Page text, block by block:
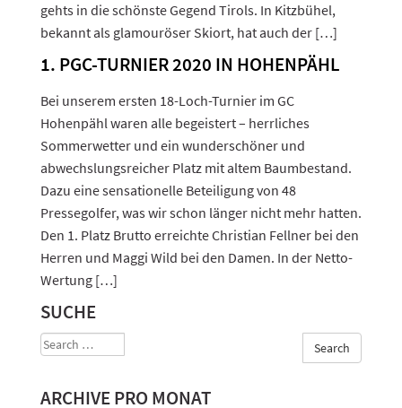
gehts in die schönste Gegend Tirols. In Kitzbühel,
bekannt als glamouröser Skiort, hat auch der […]
1. PGC-TURNIER 2020 IN HOHENPÄHL
Bei unserem ersten 18-Loch-Turnier im GC
Hohenpähl waren alle begeistert – herrliches
Sommerwetter und ein wunderschöner und
abwechslungsreicher Platz mit altem Baumbestand.
Dazu eine sensationelle Beteiligung von 48
Pressegolfer, was wir schon länger nicht mehr hatten.
Den 1. Platz Brutto erreichte Christian Fellner bei den
Herren und Maggi Wild bei den Damen. In der Netto-
Wertung […]
SUCHE
Search
Search
ARCHIVE PRO MONAT